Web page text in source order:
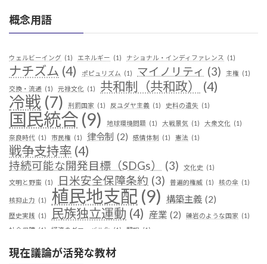
概念用語
ウェルビーイング (1) エネルギー (1) ナショナル・インディファレンス (1)
ナチズム (4) ポピュリズム (1) マイノリティ (3) 主権 (1)
交換・流通 (1) 元禄文化 (1) 共和制（共和政） (4)
冷戦 (7) 刑罰国家 (1) 反ユダヤ主義 (1) 史料の遺失 (1)
国民統合 (9) 地球環境問題 (1) 大戦景気 (1) 大衆文化 (1)
奈良時代 (1) 市民権 (1) 律令制 (2) 感情体制 (1) 憲法 (1)
戦争支持率 (4)
持続可能な開発目標（SDGs） (3) 文化史 (1)
文明と野蛮 (1) 日米安全保障条約 (3) 普遍的権威 (1) 核の傘 (1)
核抑止力 (1) 植民地支配 (9) 構築主義 (2)
歴史実践 (1) 民族独立運動 (4) 産業 (2) 礫岩のような国家 (1)
社会保障 (1) 経済のグローバル化 (1) 翻訳 (1)
革命 (1)
現在議論が活発な教材